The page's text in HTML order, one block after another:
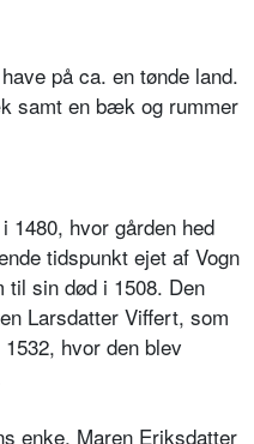
på ca. en tønde land.
samt en bæk og rummer
hvor gården hed
tidspunkt ejet af Vogn
til sin død i 1508. Den
Larsdatter Viffert, som
hvor den blev
enke, Maren Eriksdatter